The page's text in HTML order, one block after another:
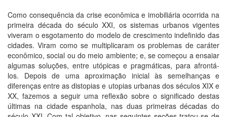
Como consequência da crise econômica e imobiliária ocorrida na
primeira década do século XXI, os sistemas urbanos vigentes
viveram o esgotamento do modelo de crescimento indefinido das
cidades. Viram como se multiplicaram os problemas de caráter
econômico, social ou do meio ambiente; e, se começou a ensaiar
algumas soluções, entre utópicas e pragmáticas, para afrontá-
los. Depois de uma aproximação inicial às semelhanças e
diferenças entre as distopias e utopias urbanas dos séculos XIX e
XX, fazemos a seguir uma reflexão sobre o significado destas
últimas na cidade espanhola, nas duas primeiras décadas do